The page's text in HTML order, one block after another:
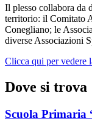
Il plesso collabora da
territorio: il Comitato
Conegliano; le
diverse Associazioni
Clicca qui per vedere
Dove si trova
Scuola Primaria